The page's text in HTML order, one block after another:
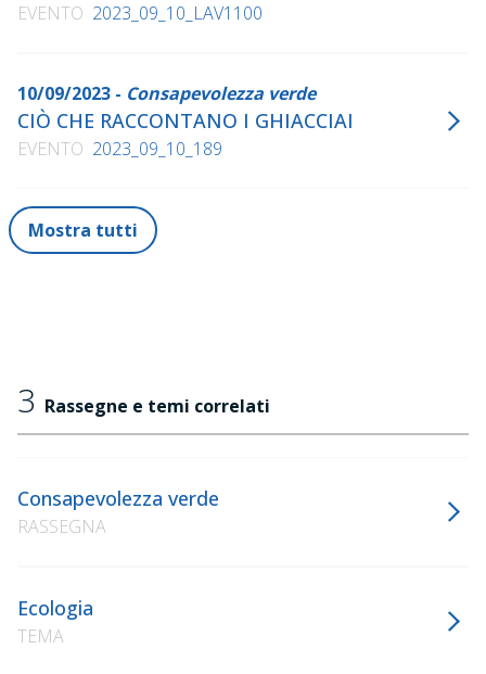
EVENTO 2023_09_10_LAV1100
10/09/2023 - Consapevolezza verde
CIÒ CHE RACCONTANO I GHIACCIAI
EVENTO 2023_09_10_189
Mostra tutti
3 Rassegne e temi correlati
Consapevolezza verde
RASSEGNA
Ecologia
TEMA